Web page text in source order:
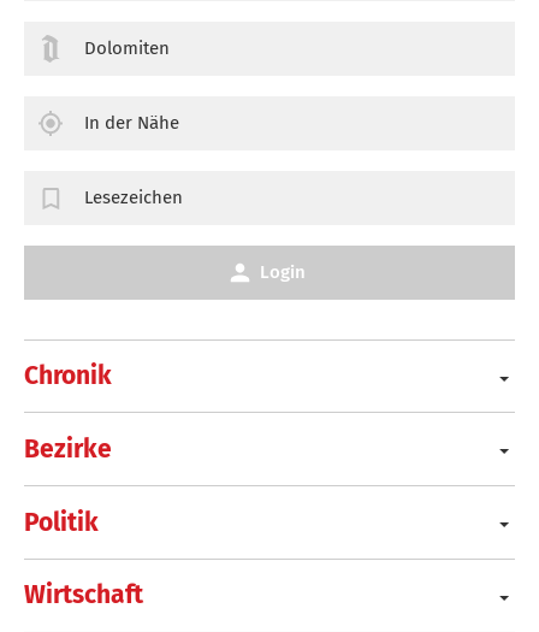
Chronik
Bezirke
Politik
Wirtschaft
Dolomiten
In der Nähe
Lesezeichen
Login